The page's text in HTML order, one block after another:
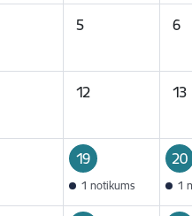
5 6
12 13
19
1 notikums
20
1